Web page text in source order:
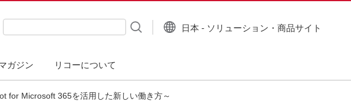
ガジン リコーについて
検索キーワード入力
日本 - ソリューション・商品サイト
for Microsoft 365を活用した新しい働き方～